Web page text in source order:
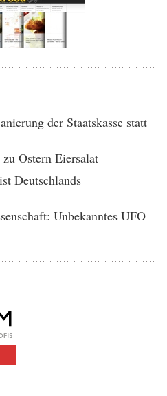
der Staatskasse statt
Ostern Eiersalat
Deutschlands
Unbekanntes UFO